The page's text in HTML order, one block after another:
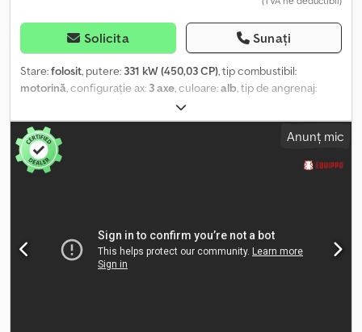
Solicita Sunați
Stare:folosit, putere: 331 kW (450,03 CP), tip combustibil:
motorină, configurație ax: 3 axe, culoare:alb, tip de angrenaj:
, An de fabricație:
IVECO TRAKKER T-WAY AD380T NOU, CU SISTEM SUPORT
DEMONTABIL, SUSPENSIE CU FEȚE FOI ANTERIOARĂ ȘI
POSTERIOARĂ, 6X4 REF: 24C15 AN AN fabricație: de înmatriculat
CP: 450 CILINDREE: 12882 cm³ EURO: 6 KM: 0 TRANSMISIE:
19.000 kg vehicul pentru lucrări grele - AUTOCAMION: 26.000 kg
greutate totală admisă / 33.000 kg pentru lucrări grele -
AUTOCAMION + REMORCĂ: 44.000 kg greutate totală admisă /
Anunț mic